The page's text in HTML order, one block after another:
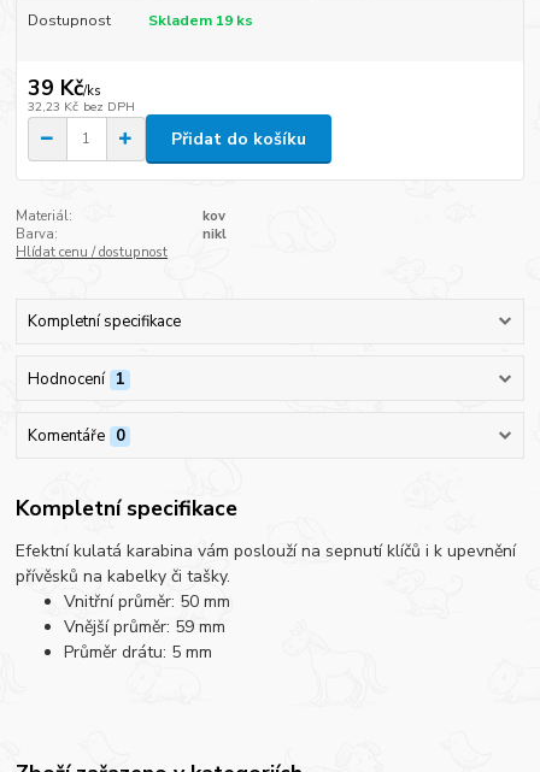
Dostupnost Skladem 19 ks
39 Kč/ks
32,23 Kč bez DPH
Přidat do košíku
Materiál:
kov
Barva:
nikl
Hlídat cenu / dostupnost
Kompletní specifikace
Hodnocení 1
Komentáře 0
Kompletní specifikace
Efektní kulatá karabina vám poslouží na sepnutí klíčů i k upevnění
přívěsků na kabelky či tašky.
Vnitřní průměr: 50 mm
Vnější průměr: 59 mm
Průměr drátu: 5 mm